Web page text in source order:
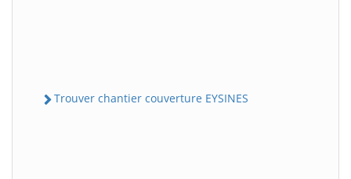
Trouver chantier couverture EYSINES